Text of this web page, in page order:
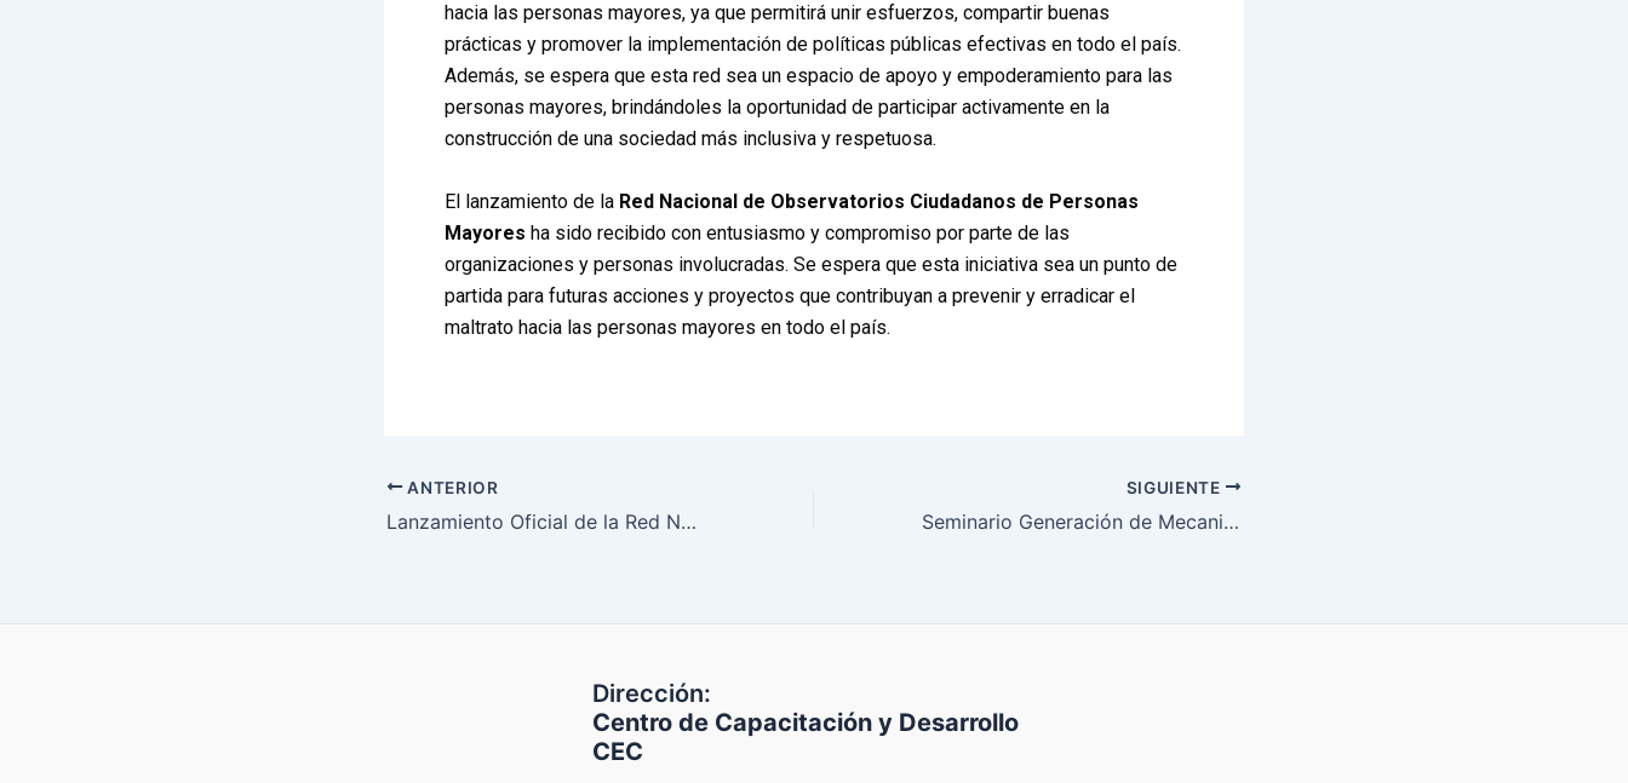
hacia las personas mayores, ya que permitirá unir esfuerzos, compartir buenas
prácticas y promover la implementación de políticas públicas efectivas en todo el país.
Además, se espera que esta red sea un espacio de apoyo y empoderamiento para las
personas mayores, brindándoles la oportunidad de participar activamente en la
construcción de una sociedad más inclusiva y respetuosa.
El lanzamiento de la Red Nacional de Observatorios Ciudadanos de Personas
Mayores ha sido recibido con entusiasmo y compromiso por parte de las
organizaciones y personas involucradas. Se espera que esta iniciativa sea un punto de
partida para futuras acciones y proyectos que contribuyan a prevenir y erradicar el
maltrato hacia las personas mayores en todo el país.
ANTERIOR
Lanzamiento Oficial de la Red Nacional de Observatorios Ciudadanos contra el maltrato a las Personas Mayores.
SIGUIENTE
Seminario Generación de Mecanismos inclusivos y participativos para prevenir el maltrato hacia las personas mayores en la Región de Aysén
Dirección:
Centro de Capacitación y Desarrollo
CEC